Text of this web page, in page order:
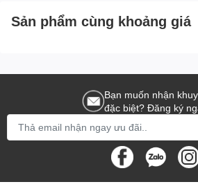
Sản phẩm cùng khoảng giá
Bạn muốn nhận
đặc biệt? Đăng ký